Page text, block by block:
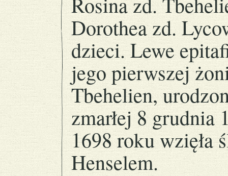
Dorothea zd.
dzieci. Lewe
jego pierwszej
Tbehelien,
zmarłej 8 grudnia
1698 roku wzięła
Henselem.